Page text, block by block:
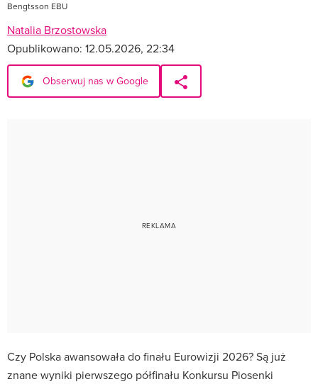
Bengtsson EBU
Natalia Brzostowska
Opublikowano: 12.05.2026, 22:34
Obserwuj nas w Google
Czy Polska awansowała do finału Eurowizji 2026? Są już
znane wyniki pierwszego półfinału Konkursu Piosenki